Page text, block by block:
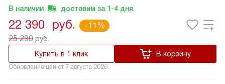
В наличии доставим за 1-4 дня
22 390 руб.
-11%
25 290 руб.
Купить в 1 клик
В корзину
Обновление цен от 7 августа 2026